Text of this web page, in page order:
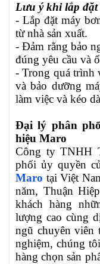
Lưu ý khi lắp đặt
- Lắp đặt máy
từ nhà sản xuất.
- Đảm rằng bảo
đúng yêu cầu và
- Trong quá trình
và bảo dưỡng
làm việc và kéo
Đại lý phân
hiệu Maro
Công ty TNHH
phối ủy quyền
Maro tại Việt
năm, Thuận
khách hàng
lượng cao cùng
ngũ chuyên viên
nghiệm, chúng
hàng chọn sản